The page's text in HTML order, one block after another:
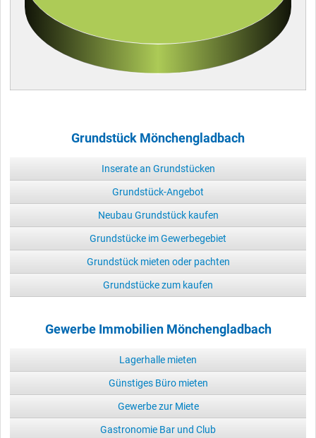
Grundstück Mönchengladbach
Inserate an Grundstücken
Grundstück-Angebot
Neubau Grundstück kaufen
Grundstücke im Gewerbegebiet
Grundstück mieten oder pachten
Grundstücke zum kaufen
Gewerbe Immobilien Mönchengladbach
Lagerhalle mieten
Günstiges Büro mieten
Gewerbe zur Miete
Gastronomie Bar und Club